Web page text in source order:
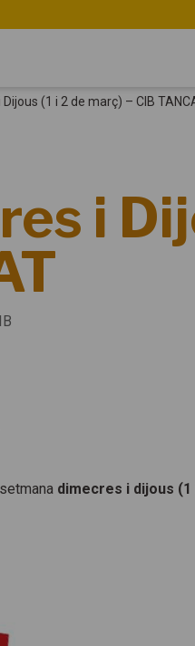
Dijous (1 i 2 de març) – CIB
i
dimecres i dijous